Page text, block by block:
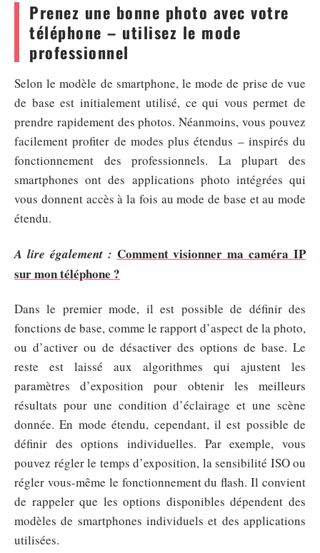
Prenez une bonne photo avec votre
téléphone – utilisez le mode
professionnel
Selon le modèle de smartphone, le mode de prise de vue
de base est initialement utilisé, ce qui vous permet de
prendre rapidement des photos. Néanmoins, vous pouvez
facilement profiter de modes plus étendus – inspirés du
fonctionnement des professionnels. La plupart des
smartphones ont des applications photo intégrées qui
vous donnent accès à la fois au mode de base et au mode
étendu.
A lire également : Comment visionner ma caméra IP
sur mon téléphone ?
Dans le premier mode, il est possible de définir des
fonctions de base, comme le rapport d’aspect de la photo,
ou d’activer ou de désactiver des options de base. Le
reste est laissé aux algorithmes qui ajustent les
paramètres d’exposition pour obtenir les meilleurs
résultats pour une condition d’éclairage et une scène
donnée. En mode étendu, cependant, il est possible de
définir des options individuelles. Par exemple, vous
pouvez régler le temps d’exposition, la sensibilité ISO ou
régler vous-même le fonctionnement du flash. Il convient
de rappeler que les options disponibles dépendent des
modèles de smartphones individuels et des applications
utilisées.